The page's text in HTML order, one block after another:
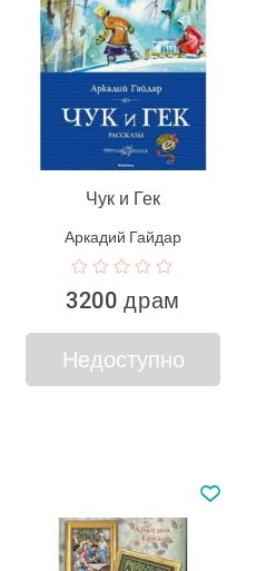
Чук и Гек
Аркадий Гайдар
3200 драм
Недоступно